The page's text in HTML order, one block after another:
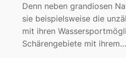
Denn neben grandiosen
sie beispielsweise die
mit ihren
Schärengebiete mit ihrem…